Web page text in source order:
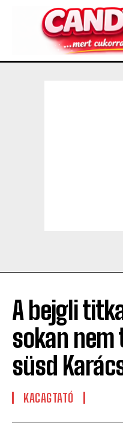
A bejgli
sokan nem
süsd
KACAGTATÓ